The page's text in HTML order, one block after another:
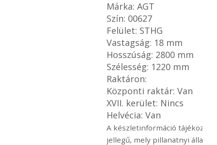
Márka: AGT
Szín: 00627
Felület: STHG
Vastagság: 18 mm
Hosszúság: 2800 mm
Szélesség: 1220 mm
Raktáron:
Központi raktár: Van
XVII. kerület: Nincs
Helvécia: Van
A készletinformáció
jellegű, mely pillanatnyi